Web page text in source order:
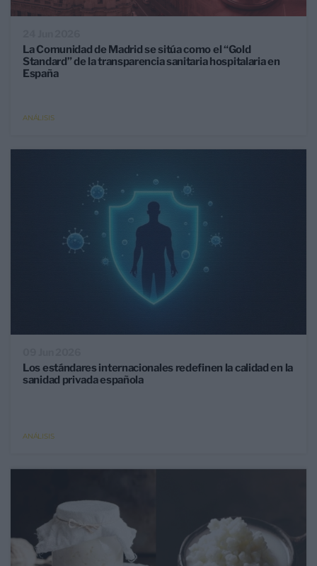
La Comunidad de Madrid se sitúa como el “Gold
Standard” de la transparencia sanitaria hospitalaria en
España
ANÁLISIS
Los estándares internacionales redefinen la calidad en la
sanidad privada española
ANÁLISIS